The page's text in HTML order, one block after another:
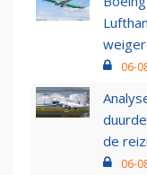
06-
de
06-